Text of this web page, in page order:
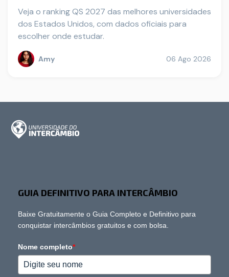
Veja o ranking QS 2027 das melhores universidades
dos Estados Unidos, com dados oficiais para
escolher onde estudar.
Amy 06 Ago 2026
GUIA DEFINITIVO PARA INTERCÂMBIO
Baixe Gratuitamente o Guia Completo e Definitivo para
conquistar intercâmbios gratuitos e com bolsa.
Nome completo*